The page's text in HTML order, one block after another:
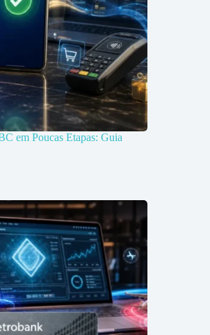
em Poucas Etapas: Guia